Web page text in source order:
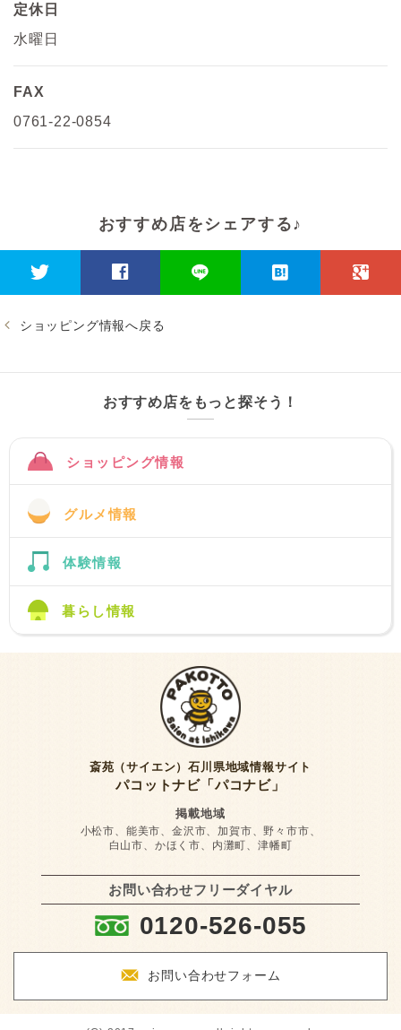
定休日
水曜日
FAX
0761-22-0854
おすすめ店をシェアする♪
ショッピング情報へ戻る
おすすめ店をもっと探そう！
ショッピング情報
グルメ情報
体験情報
暮らし情報
斎苑（サイエン）石川県地域情報サイト
パコットナビ「パコナビ」
掲載地域
小松市、能美市、金沢市、加賀市、野々市市、
白山市、かほく市、内灘町、津幡町
お問い合わせフリーダイヤル
: 0120-526-055
F お問い合わせフォーム